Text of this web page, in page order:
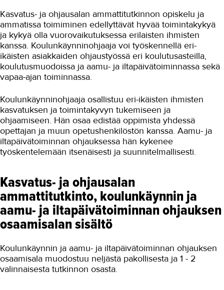
Kasvatus- ja ohjausalan ammattitutkinnon opiskelu ja
ammatissa toimiminen edellyttävät hyvää toimintakykyä
ja kykyä olla vuorovaikutuksessa erilaisten ihmisten
kanssa. Koulunkäynninohjaaja voi työskennellä eri-
ikäisten asiakkaiden ohjaustyössä eri koulutusasteilla,
koulutusmuodoissa ja aamu- ja iltapäivätoiminnassa sekä
vapaa-ajan toiminnassa.
Koulunkäynninohjaaja osallistuu eri-ikäisten ihmisten
kasvatuksen ja toimintakyvyn tukemiseen ja
ohjaamiseen. Hän osaa edistää oppimista yhdessä
opettajan ja muun opetushenkilöstön kanssa. Aamu- ja
iltapäivätoiminnan ohjauksessa hän kykenee
työskentelemään itsenäisesti ja suunnitelmallisesti.
Kasvatus- ja ohjausalan
ammattitutkinto, koulunkäynnin ja
aamu- ja iltapäivätoiminnan ohjauksen
osaamisalan sisältö
Koulunkäynnin ja aamu- ja iltapäivätoiminnan ohjauksen
osaamisala muodostuu neljästä pakollisesta ja 1 - 2
valinnaisesta tutkinnon osasta.